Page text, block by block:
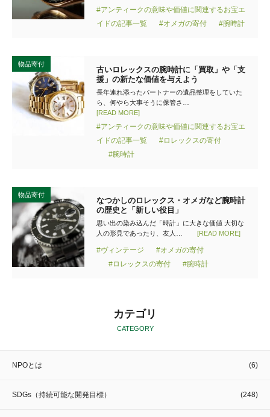
#アンティークの意味や価値に関連するお宝エ
イドの記事一覧
#オメガの寄付 #腕時計
物品寄付
古いロレックスの腕時計に「買取」や「支
援」の新たな価値を与えよう
長年連れ添ったパートナーの遺品整理をしていた
ら、何やら大事そうに保管さ…
[READ MORE]
#アンティークの意味や価値に関連するお宝エ
イドの記事一覧
#ロレックスの寄付
#腕時計
物品寄付
なつかしのロレックス・オメガなど腕時計
の歴史と「新しい役目」
思い出の染み込んだ「時計」に大きな価値 大切な
人の形見であったり、友人…
[READ MORE]
#ヴィンテージ
#オメガの寄付
#ロレックスの寄付
#腕時計
カテゴリ
CATEGORY
NPOとは (6)
SDGs（持続可能な開発目標） (248)